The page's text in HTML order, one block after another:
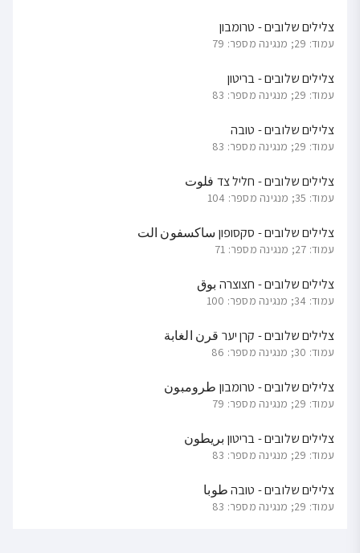
צלילים שלובים - טרומבון
עמוד: 29; מנגינה מספר: 79
צלילים שלובים - בריטון
עמוד: 29; מנגינה מספר: 83
צלילים שלובים - טובה
עמוד: 29; מנגינה מספר: 83
צלילים שלובים - חליל צד فلوت
עמוד: 35; מנגינה מספר: 104
צלילים שלובים - סקסופון ساكسفون الت
עמוד: 27; מנגינה מספר: 71
צלילים שלובים - חצוצרה بوق
עמוד: 34; מנגינה מספר: 100
צלילים שלובים - קרן יער قرن الغابة
עמוד: 30; מנגינה מספר: 86
צלילים שלובים - טרומבון طرومبون
עמוד: 29; מנגינה מספר: 79
צלילים שלובים - בריטון بريطون
עמוד: 29; מנגינה מספר: 83
צלילים שלובים - טובה طوبا
עמוד: 29; מנגינה מספר: 83